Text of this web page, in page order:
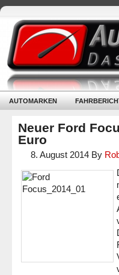
AUTOMARKEN
Neuer Ford
Euro
8. August 2014 By